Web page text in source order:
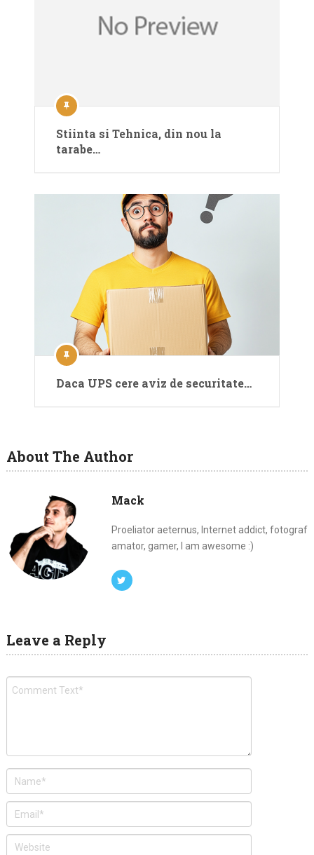
Stiinta si Tehnica, din nou la
tarabe…
Daca UPS cere aviz de securitate…
About The Author
Mack
Proeliator aeternus, Internet addict, fotograf
amator, gamer, I am awesome :)
Leave a Reply